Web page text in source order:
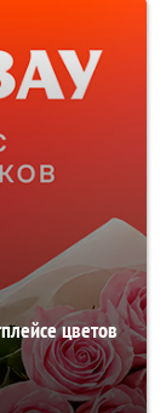
цветов